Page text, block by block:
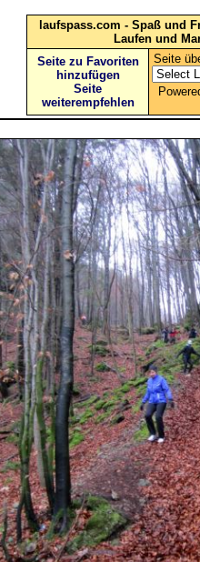
laufspass.com - Spaß und
Laufen und
Seite zu Favoriten
hinzufügen
Seite
weiterempfehlen
Seite